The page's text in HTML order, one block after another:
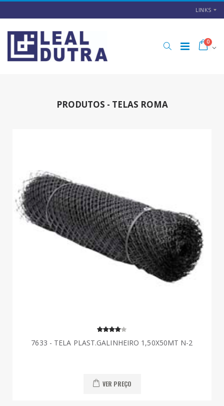
LINKS
0
PRODUTOS - TELAS ROMA
7633 - TELA PLAST.GALINHEIRO 1,50X50MT N-2
VER PREÇO